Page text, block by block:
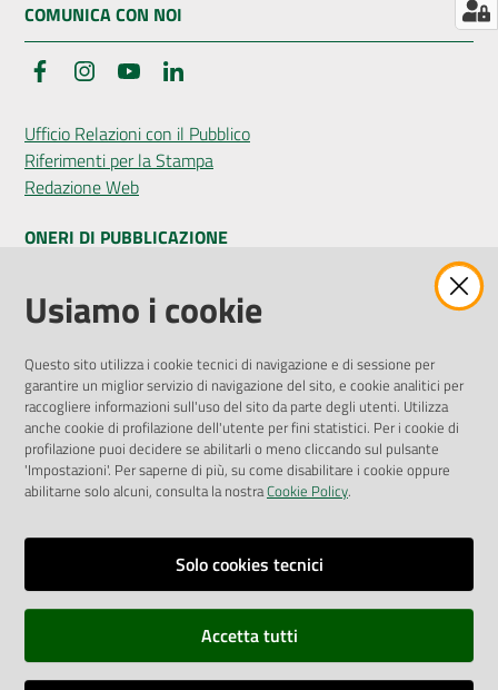
Dedicato
a...
Bandi
e
Concorsi
su
COMUNICA CON NOI
FacebookInstagramYouTube
Ufficio Relazioni con il Pubblico
Riferimenti per la Stampa
Redazione Web
ONERI DI PUBBLICAZIONE
Amministrazione Trasparente
Pubblicità legale
Privacy Policy
Attuazione Misure PNRR
Liste di Attesa
ENTI, IMPRESE E PARTNER
Fatturazione Elettronica
Richiesta Patrocinio
Usiamo i cookie
Questo sito utilizza i cookie tecnici di navigazione e di sessione per
garantire un miglior servizio di navigazione del sito, e cookie analitici per
raccogliere informazioni sull'uso del sito da parte degli utenti. Utilizza
anche cookie di profilazione dell'utente per fini statistici. Per i cookie di
profilazione puoi decidere se abilitarli o meno cliccando sul pulsante
'Impostazioni'. Per saperne di più, su come disabilitare i cookie oppure
abilitarne solo alcuni, consulta la nostraCookie Policy.
Solo cookies tecnici
Accetta tutti